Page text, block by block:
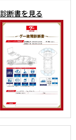
診断書を見る